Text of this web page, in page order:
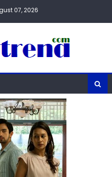
07, 2026